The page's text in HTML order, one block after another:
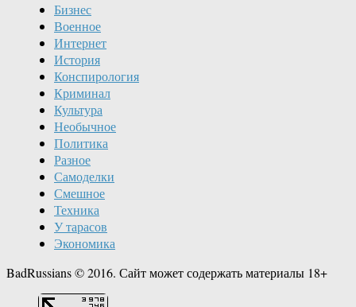
Бизнес
Военное
Интернет
История
Конспирология
Криминал
Культура
Необычное
Политика
Разное
Самоделки
Смешное
Техника
У тарасов
Экономика
BadRussians © 2016. Сайт может содержать материалы 18+